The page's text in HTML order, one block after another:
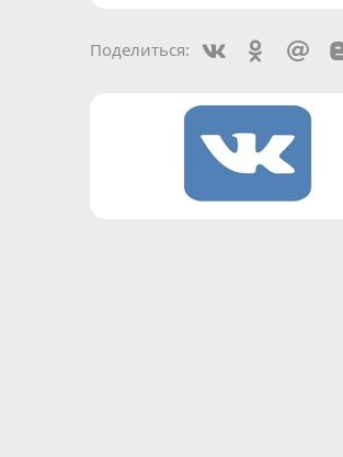
Поделиться: Vkontakte